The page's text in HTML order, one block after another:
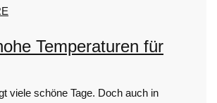
Temperaturen für
viele schöne Tage. Doch auch in